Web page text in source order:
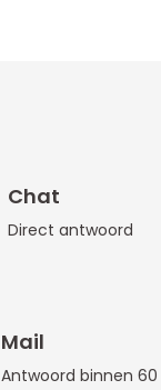
Chat
Direct antwoord
Mail
Antwoord binnen 60